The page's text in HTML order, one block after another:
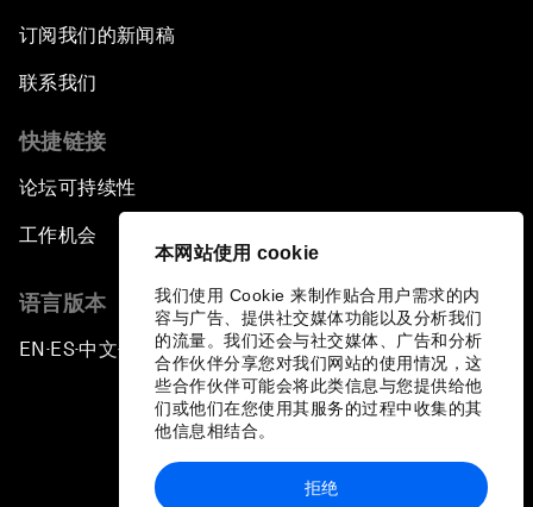
本网站使用 cookie
我们使用 Cookie 来制作贴合用户需求的内
容与广告、提供社交媒体功能以及分析我们
的流量。我们还会与社交媒体、广告和分析
合作伙伴分享您对我们网站的使用情况，这
些合作伙伴可能会将此类信息与您提供给他
们或他们在您使用其服务的过程中收集的其
他信息相结合。
拒绝
订阅我们的新闻稿
联系我们
快捷链接
论坛可持续性
工作机会
语言版本
EN ▪ES▪中文▪ 日本語